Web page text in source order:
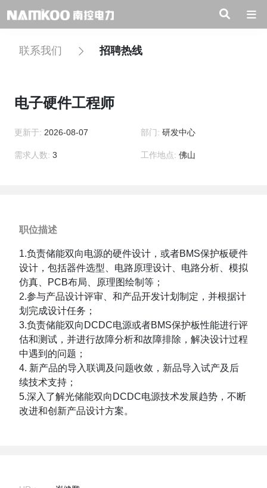
联系我们 招聘热线
电子硬件工程师
更新于: 2026-08-07 部门: 研发中心
需求人数: 3 工作地点: 佛山
职位描述
1.负责储能双向电源的硬件设计，或者BMS保护板硬件
设计，包括器件选型、电路原理设计、电路分析、模拟
仿真、PCB布局、原理图绘制等；
2.参与产品设计评审、和产品开发计划制定，并根据计
划完成设计任务；
3.负责储能双向DCDC电源或者BMS保护板性能进行评
估和测试，并进行故障分析和故障排除，解决设计过程
中遇到的问题；
4. 新产品的导入联调及问题收敛，新品导入试产及后
续技术支持；
5.深入了解光储能双向DCDC电源技术发展趋势，不断
改进和创新产品设计方案。